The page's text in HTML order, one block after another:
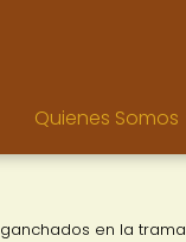
Quienes Somos
en la trama